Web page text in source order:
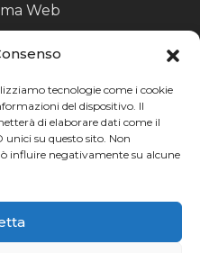
tecnologie come i cookie
del dispositivo. Il
di elaborare dati come il
su questo sito. Non
influire negativamente su alcune
Web
fornitori
Particolari
Fine Linea
fornitori